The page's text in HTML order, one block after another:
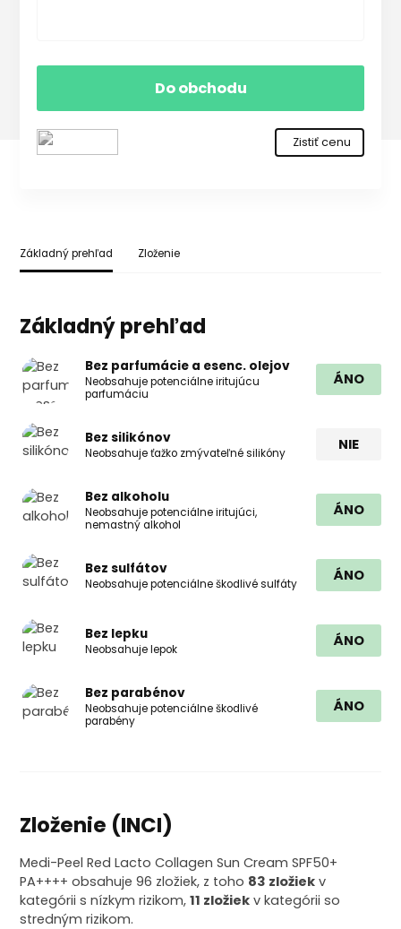
Do obchodu
Zistiť cenu
Základný prehľad Zloženie
Základný prehľad
Bez parfumácie a esenc. olejov
Neobsahuje potenciálne iritujúcu
parfumáciu
ÁNO
Bez silikónov
Neobsahuje ťažko zmývateľné silikóny
NIE
Bez alkoholu
Neobsahuje potenciálne iritujúci,
nemastný alkohol
ÁNO
Bez sulfátov
Neobsahuje potenciálne škodlivé sulfáty
ÁNO
Bez lepku
Neobsahuje lepok
ÁNO
Bez parabénov
Neobsahuje potenciálne škodlivé
parabény
ÁNO
Zloženie (INCI)
Medi-Peel Red Lacto Collagen Sun Cream SPF50+
PA++++ obsahuje 96 zložiek, z toho 83 zložiek v
kategórii s nízkym rizikom,11 zložiek v kategórii so
stredným rizikom.